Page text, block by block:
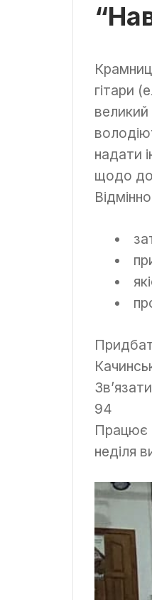
гітари
великий
надати
щодо
94
Працює
неділя